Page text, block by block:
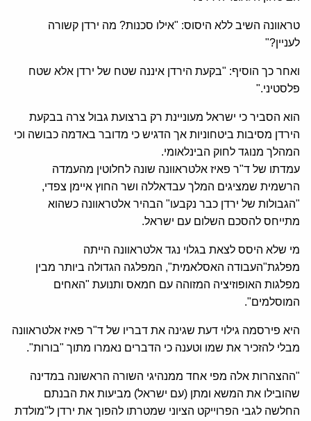
טראוונה השיב ללא היסוס: "אילו סכנות? מה ירדן קשורה
לעניין?"
ואחר כך הוסיף: "בקעת הירדן איננה שטח של ירדן אלא שטח
פלסטיני."
הוא הסביר כי ישראל מעוניינת רק ברצועת גבול צרה בבקעת
הירדן מסיבות ביטחוניות אך הדגיש כי מדובר באדמה כבושה וכי
המהלך מנוגד לחוק הבינלאומי.
עמדתו של ד"ר פאיז אלטראוונה שונה לחלוטין מהעמדה
הרשמית שמציגים המלך עבדאללה ושר החוץ איימן צפדי,
"הגבולות של ירדן כבר נקבעו" הבהיר אלטראוונה כשהוא
מתייחס להסכם השלום עם ישראל.
מי שלא היסס לצאת בגלוי נגד אלטראוונה הייתה
מפלגת"העבודה האסלאמית", המפלגה הגדולה ביותר מבין
מפלגות האופוזיציה המזוהה עם חמאס ותנועת "האחים
המוסלמים".
היא פירסמה גילוי דעת שגינה את דבריו של ד"ר פאיז אלטראוונה
מבלי להזכיר את שמו וטענה כי הדברים נאמרו מתוך "בורות".
"ההצהרות אלה מפי אחד ממנהיגי השורה הראשונה במדינה
שהובילו את המשא ומתן (עם ישראל) מביעות את הבנתם
החלשה לגבי הפרוייקט הציוני שמטרתו להפוך את ירדן ל"מולדת